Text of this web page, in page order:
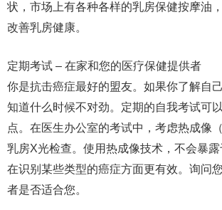
状，市场上有各种各样的乳房保健按摩油
改善乳房健康。
定期考试 – 在家和您的医疗保健提供者
你是抗击癌症最好的盟友。如果你了解自
知道什么时候不对劲。定期的自我考试可
点。在医生办公室的考试中，考虑热成像
乳房X光检查。使用热成像技术，不会暴
在识别某些类型的癌症方面更有效。询问
者是否适合您。